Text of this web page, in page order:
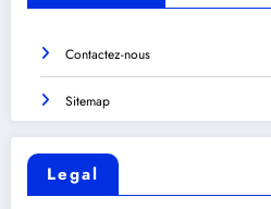
Contactez-nous
Sitemap
Legal